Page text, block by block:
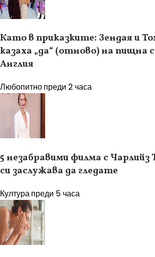
Като в приказките: Зендая и
казаха „да“ (отново) на пищна
Англия
Любопитнопреди 2 часа
5 незабравими филма с Чарлийз
си заслужава да гледате
Културапреди 5 часа